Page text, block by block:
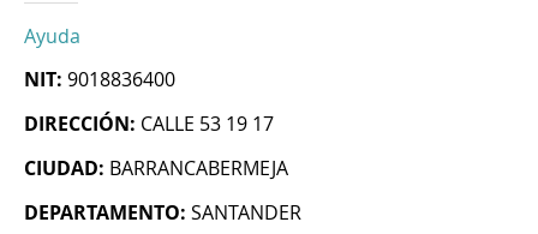
Ayuda
NIT: 9018836400
DIRECCIÓN: CALLE 53 19 17
CIUDAD: BARRANCABERMEJA
DEPARTAMENTO: SANTANDER